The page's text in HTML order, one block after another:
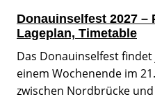
Donauinselfest 2027 –
Lageplan, Timetable
Das Donauinselfest findet
einem Wochenende im
zwischen Nordbrücke